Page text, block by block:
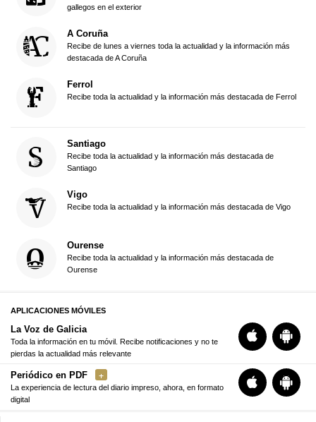
gallegos en el exterior
A Coruña
Recibe de lunes a viernes toda la actualidad y la información más
destacada de A Coruña
Ferrol
Recibe toda la actualidad y la información más destacada de Ferrol
Santiago
Recibe toda la actualidad y la información más destacada de
Santiago
Vigo
Recibe toda la actualidad y la información más destacada de Vigo
Ourense
Recibe toda la actualidad y la información más destacada de
Ourense
APLICACIONES MÓVILES
La Voz de Galicia
Toda la información en tu móvil. Recibe notificaciones y no te
pierdas la actualidad más relevante
Periódico en PDF
La experiencia de lectura del diario impreso, ahora, en formato
digital